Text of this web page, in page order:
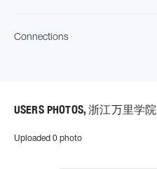
Connections
USERS PHOTOS, 浙江万里学院
Uploaded 0 photo